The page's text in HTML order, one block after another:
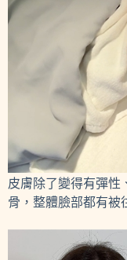
皮膚除了變得有彈性
骨，整體臉部都有被